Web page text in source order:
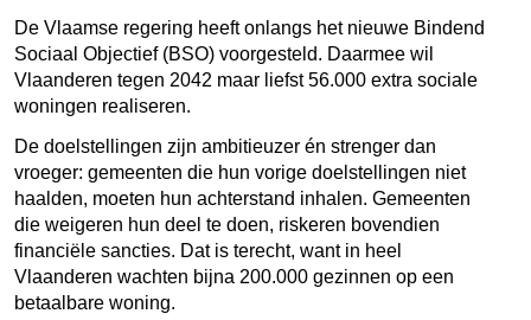
De Vlaamse regering heeft onlangs het nieuwe Bindend
Sociaal Objectief (BSO) voorgesteld. Daarmee wil
Vlaanderen tegen 2042 maar liefst 56.000 extra sociale
woningen realiseren.
De doelstellingen zijn ambitieuzer én strenger dan
vroeger: gemeenten die hun vorige doelstellingen niet
haalden, moeten hun achterstand inhalen. Gemeenten
die weigeren hun deel te doen, riskeren bovendien
financiële sancties. Dat is terecht, want in heel
Vlaanderen wachten bijna 200.000 gezinnen op een
betaalbare woning.